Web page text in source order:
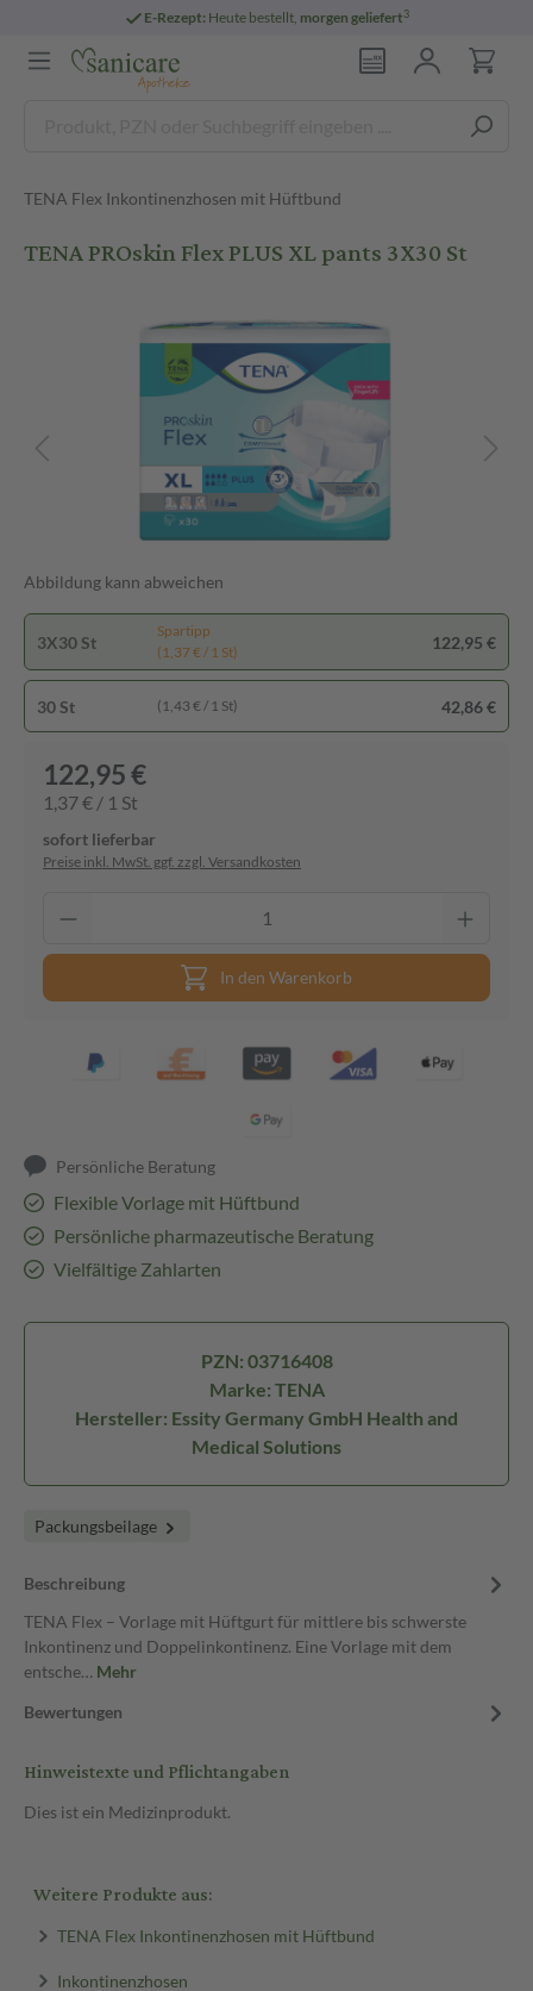
E-Rezept: Heute bestellt, morgen geliefert3
TENA Flex Inkontinenzhosen mit Hüftbund
TENA PROskin Flex PLUS XL pants 3X30 St
Abbildung kann abweichen
3X30 St
Spartipp
(1,37 € / 1 St)
122,95 €
30 St (1,43 € / 1 St) 42,86 €
122,95 €
1,37 € / 1 St
sofort lieferbar
Preise inkl. MwSt. ggf. zzgl. Versandkosten
In den Warenkorb
Persönliche Beratung
Flexible Vorlage mit Hüftbund
Persönliche pharmazeutische Beratung
Vielfältige Zahlarten
PZN: 03716408
Marke: TENA
Hersteller: Essity Germany GmbH Health and
Medical Solutions
Packungsbeilage
Beschreibung
TENA Flex – Vorlage mit Hüftgurt für mittlere bis schwerste
Inkontinenz und Doppelinkontinenz. Eine Vorlage mit dem
entsche… Mehr
Bewertungen
Hinweistexte und Pflichtangaben
Dies ist ein Medizinprodukt.
Weitere Produkte aus:
TENA Flex Inkontinenzhosen mit Hüftbund
Inkontinenzhosen